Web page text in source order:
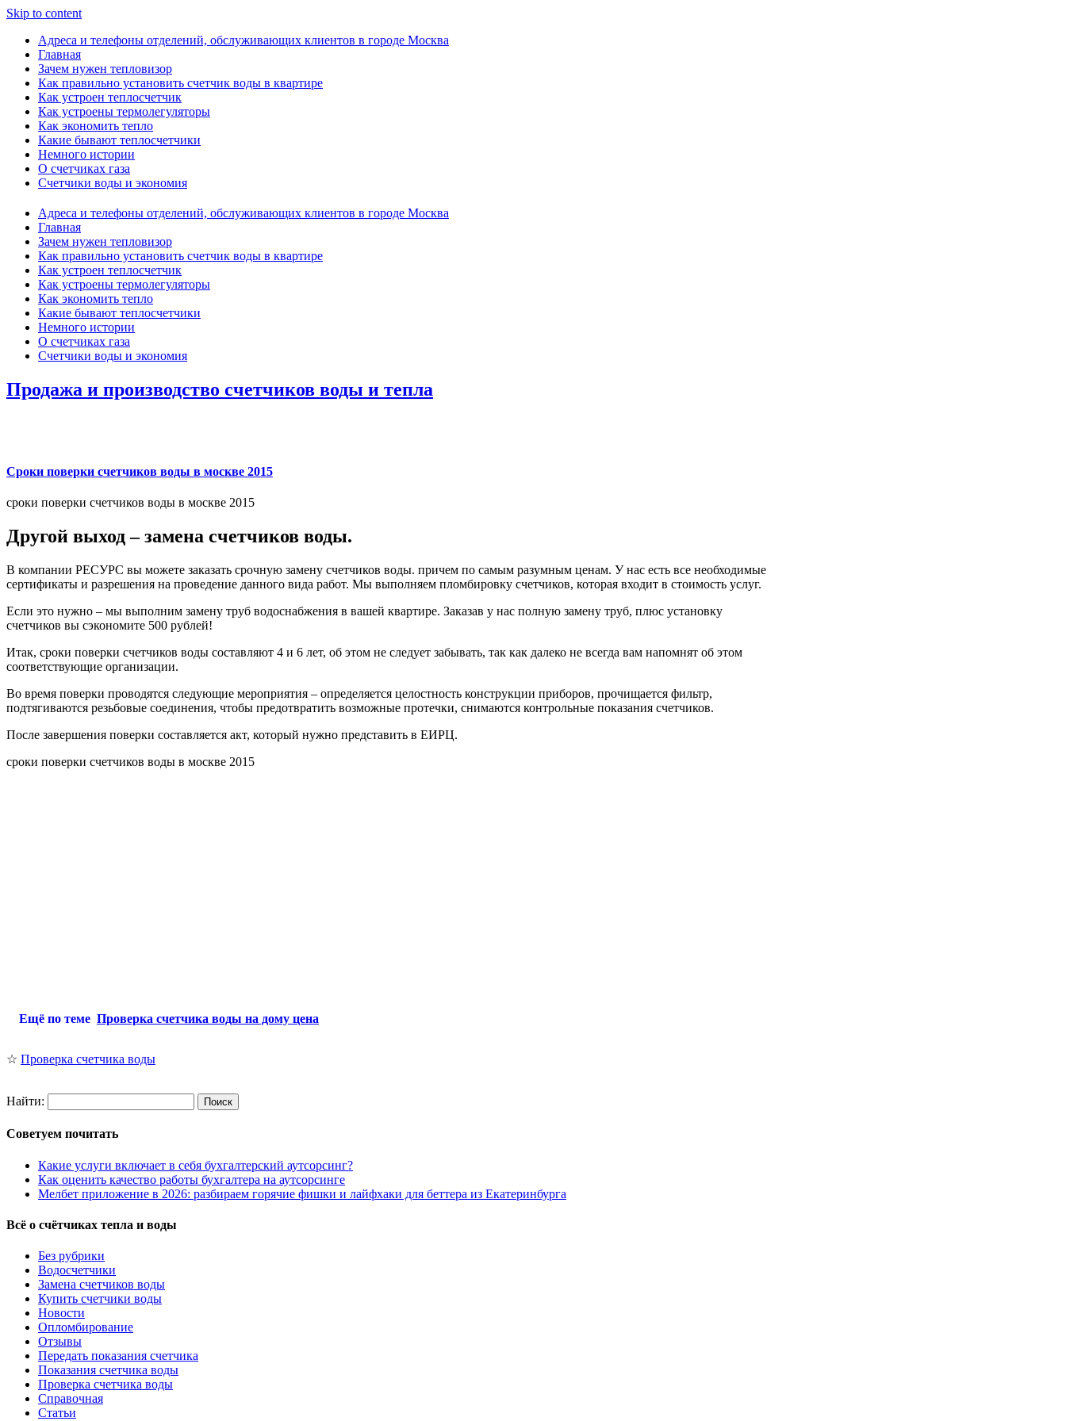
Skip to content
Адреса и телефоны отделений, обслуживающих клиентов в городе Москва
Главная
Зачем нужен тепловизор
Как правильно установить счетчик воды в квартире
Как устроен теплосчетчик
Как устроены термолегуляторы
Как экономить тепло
Какие бывают теплосчетчики
Немного истории
О счетчиках газа
Счетчики воды и экономия
Адреса и телефоны отделений, обслуживающих клиентов в городе Москва
Главная
Зачем нужен тепловизор
Как правильно установить счетчик воды в квартире
Как устроен теплосчетчик
Как устроены термолегуляторы
Как экономить тепло
Какие бывают теплосчетчики
Немного истории
О счетчиках газа
Счетчики воды и экономия
Продажа и производство счетчиков воды и тепла
Сроки поверки счетчиков воды в москве 2015
сроки поверки счетчиков воды в москве 2015
Другой выход – замена счетчиков воды.
В компании РЕСУРС вы можете заказать срочную замену счетчиков воды. причем по самым разумным ценам. У нас есть все необходимые
сертификаты и разрешения на проведение данного вида работ. Мы выполняем пломбировку счетчиков, которая входит в стоимость услуг.
Если это нужно – мы выполним замену труб водоснабжения в вашей квартире. Заказав у нас полную замену труб, плюс установку
счетчиков вы сэкономите 500 рублей!
Итак, сроки поверки счетчиков воды составляют 4 и 6 лет, об этом не следует забывать, так как далеко не всегда вам напомнят об этом
соответствующие организации.
Во время поверки проводятся следующие мероприятия – определяется целостность конструкции приборов, прочищается фильтр,
подтягиваются резьбовые соединения, чтобы предотвратить возможные протечки, снимаются контрольные показания счетчиков.
После завершения поверки составляется акт, который нужно представить в ЕИРЦ.
сроки поверки счетчиков воды в москве 2015
Ещё по теме Проверка счетчика воды на дому цена
☆ Проверка счетчика воды
Найти:
Советуем почитать
Какие услуги включает в себя бухгалтерский аутсорсинг?
Как оценить качество работы бухгалтера на аутсорсинге
Мелбет приложение в 2026: разбираем горячие фишки и лайфхаки для беттера из Екатеринбурга
Всё о счётчиках тепла и воды
Без рубрики
Водосчетчики
Замена счетчиков воды
Купить счетчики воды
Новости
Опломбирование
Отзывы
Передать показания счетчика
Показания счетчика воды
Проверка счетчика воды
Справочная
Статьи